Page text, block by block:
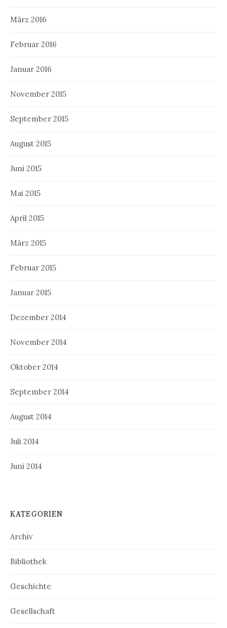
März 2016
Februar 2016
Januar 2016
November 2015
September 2015
August 2015
Juni 2015
Mai 2015
April 2015
März 2015
Februar 2015
Januar 2015
Dezember 2014
November 2014
Oktober 2014
September 2014
August 2014
Juli 2014
Juni 2014
KATEGORIEN
Archiv
Bibliothek
Geschichte
Gesellschaft